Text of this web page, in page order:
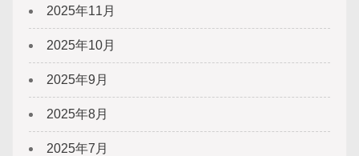
2025年11月
2025年10月
2025年9月
2025年8月
2025年7月